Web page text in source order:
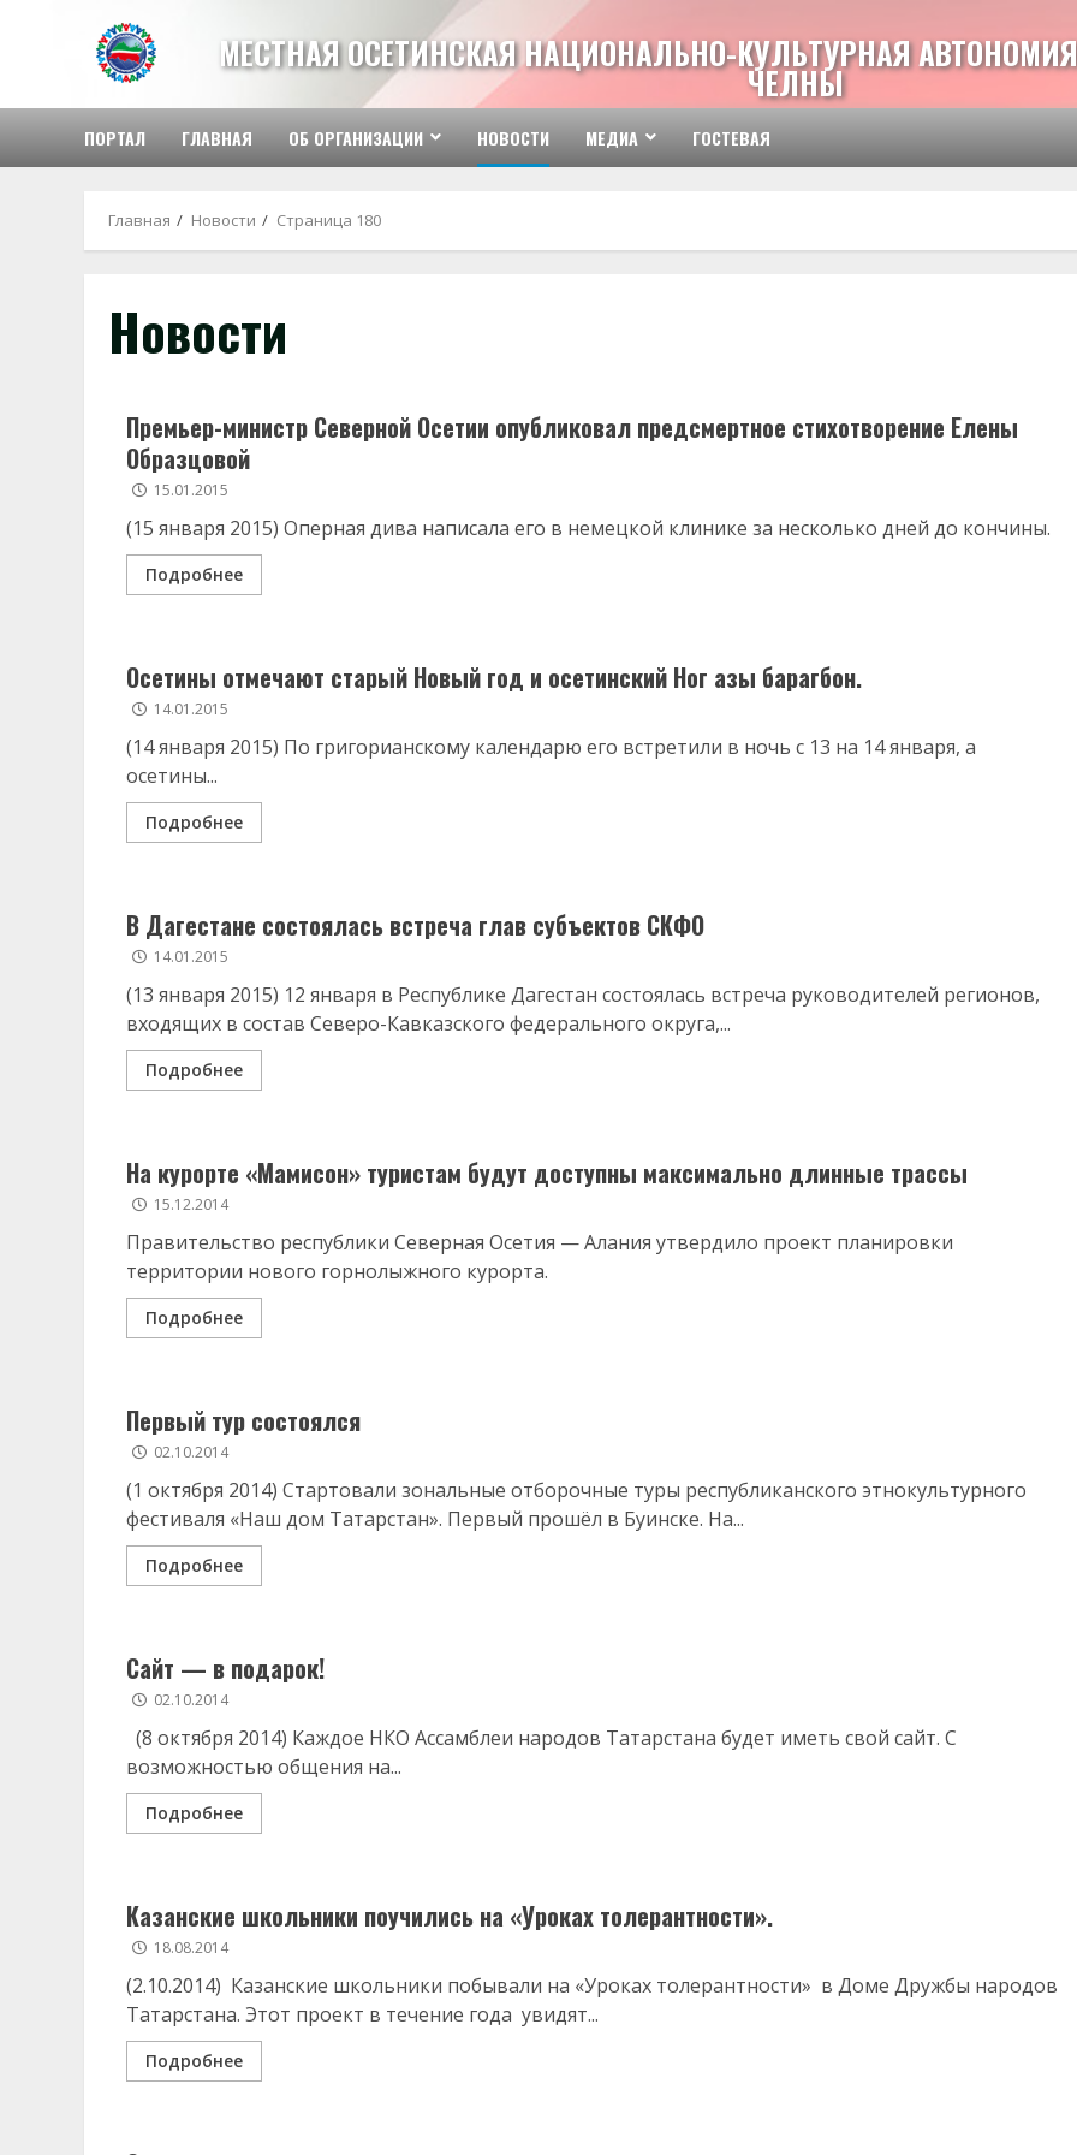
содержимому
МЕСТНАЯ ОСЕТИНСКАЯ НАЦИОНАЛЬНО-КУЛЬТУРНАЯ
ЧЕЛНЫ
ПОРТАЛ ГЛАВНАЯ ОБ ОРГАНИЗАЦИИ НОВОСТИ МЕДИА ГОСТЕВАЯ
Главная Новости Страница 180
Новости
Премьер-министр Северной Осетии опубликовал предсмертное стихотворение Елены
Образцовой
15.01.2015
(15 января 2015) Оперная дива написала его в немецкой клинике за несколько дней до кончины.
Подробнее
Осетины отмечают старый Новый год и осетинский Ног азы барагбон.
14.01.2015
(14 января 2015) По григорианскому календарю его встретили в ночь с 13 на 14 января, а
осетины...
Подробнее
В Дагестане состоялась встреча глав субъектов СКФО
14.01.2015
(13 января 2015) 12 января в Республике Дагестан состоялась встреча руководителей регионов,
входящих в состав Северо-Кавказского федерального округа,...
Подробнее
На курорте «Мамисон» туристам будут доступны максимально длинные трассы
15.12.2014
Правительство республики Северная Осетия — Алания утвердило проект планировки
территории нового горнолыжного курорта.
Подробнее
Первый тур состоялся
02.10.2014
(1 октября 2014) Стартовали зональные отборочные туры республиканского этнокультурного
фестиваля «Наш дом Татарстан». Первый прошёл в Буинске. На...
Подробнее
Сайт — в подарок!
02.10.2014
(8 октября 2014) Каждое НКО Ассамблеи народов Татарстана будет иметь свой сайт. С
возможностью общения на...
Подробнее
Казанские школьники поучились на «Уроках толерантности».
18.08.2014
(2.10.2014) Казанские школьники побывали на «Уроках толерантности» в Доме Дружбы народов
Татарстана. Этот проект в течение года увидят...
Подробнее